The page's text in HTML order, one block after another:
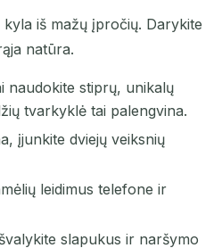
iš mažų įpročių. Darykite
natūra.
naudokite stiprų, unikalų
tvarkyklė tai palengvina.
įjunkite dviejų veiksnių
leidimus telefone ir
slapukus ir naršymo